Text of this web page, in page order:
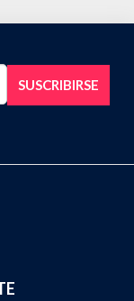
SUSCRIBIRSE